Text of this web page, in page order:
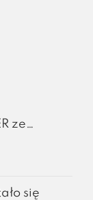
ze…
się